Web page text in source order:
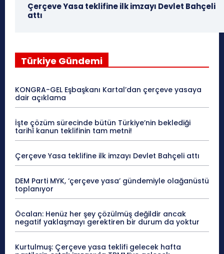
Çerçeve Yasa teklifine ilk imzayı Devlet Bahçeli
attı
Türkiye Gündemi
KONGRA-GEL Eşbaşkanı Kartal’dan çerçeve yasaya
dair açıklama
İşte çözüm sürecinde bütün Türkiye’nin beklediği
tarihî kanun teklifinin tam metni!
Çerçeve Yasa teklifine ilk imzayı Devlet Bahçeli attı
DEM Parti MYK, ‘çerçeve yasa’ gündemiyle olağanüstü
toplanıyor
Öcalan: Henüz her şey çözülmüş değildir ancak
negatif yaklaşmayı gerektiren bir durum da yoktur
Kurtulmuş: Çerçeve yasa teklifi gelecek hafta